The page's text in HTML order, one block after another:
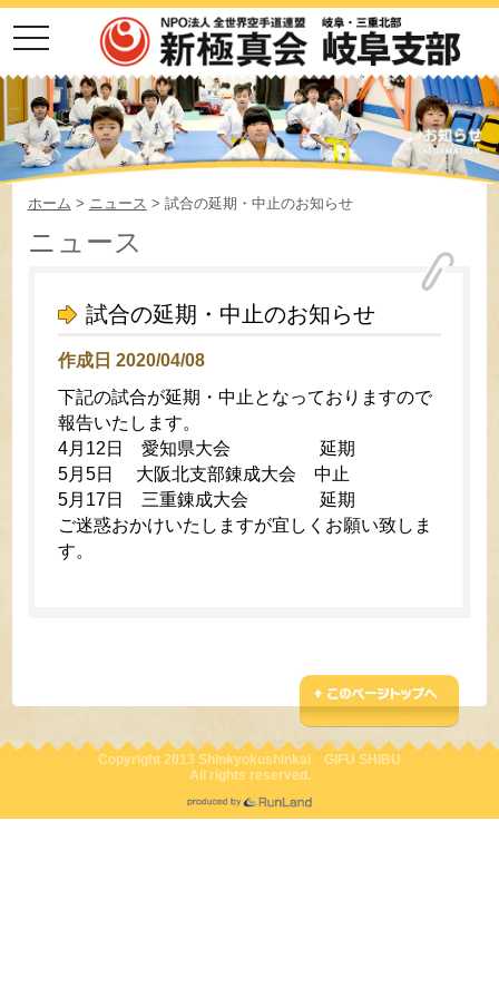
toggle
navigation
ホーム > ニュース > 試合の延期・中止のお知らせ
ニュース
試合の延期・中止のお知らせ
作成日 2020/04/08
下記の試合が延期・中止となっておりますので
報告いたします。
4月12日 愛知県大会 延期
5月5日 大阪北支部錬成大会 中止
5月17日 三重錬成大会 延期
ご迷惑おかけいたしますが宜しくお願い致しま
す。
Copyright 2013 Shinkyokushinkai GIFU SHIBU
All rights reserved.